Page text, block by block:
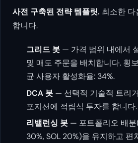
사전 구축된 전략 템플릿. 최소한
합니다.
그리드 봇 — 가격 범위 내에서
및 매도 주문을 배치합니다. 횡
균 사용자 활성화율: 34%.
DCA 봇 — 선택적 기술적 트리
포지션에 적립식 투자를 합니다
리밸런싱 봇 — 포트폴리오 배분
30%, SOL 20%)을 유지하고 편